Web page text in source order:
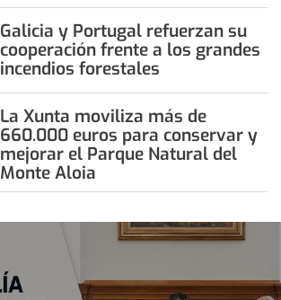
Galicia y Portugal refuerzan su
cooperación frente a los grandes
incendios forestales
La Xunta moviliza más de
660.000 euros para conservar y
mejorar el Parque Natural del
Monte Aloia